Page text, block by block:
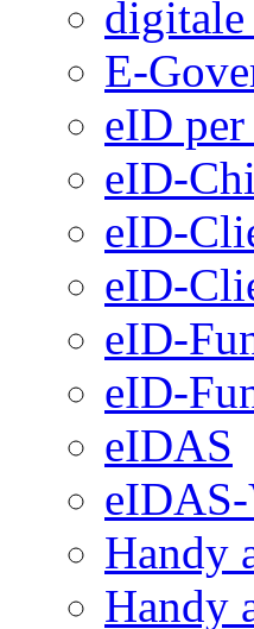
digitale
E-
eID
eID-
eID-
eID-
eID-
eID-
eIDAS
eIDAS-
Handy
Handy